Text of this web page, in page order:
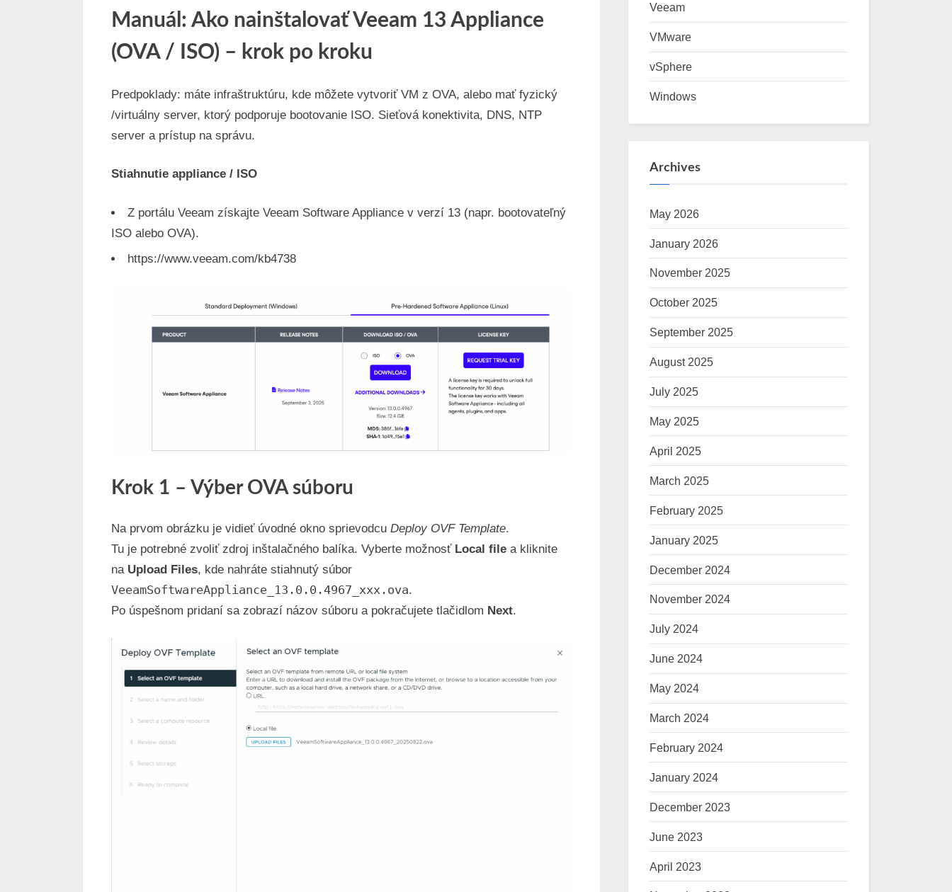
Manuál: Ako nainštalovať Veeam 13 Appliance
(OVA / ISO) – krok po kroku
Predpoklady: máte infraštruktúru, kde môžete vytvoriť VM z OVA, alebo mať fyzický
/virtuálny server, ktorý podporuje bootovanie ISO. Sieťová konektivita, DNS, NTP
server a prístup na správu.
Stiahnutie appliance / ISO
Z portálu Veeam získajte Veeam Software Appliance v verzí 13 (napr. bootovateľný
ISO alebo OVA).
https://www.veeam.com/kb4738
Krok 1 – Výber OVA súboru
Na prvom obrázku je vidieť úvodné okno sprievodcu Deploy OVF Template.
Tu je potrebné zvoliť zdroj inštalačného balíka. Vyberte možnosť Local file a kliknite
na Upload Files, kde nahráte stiahnutý súbor
VeeamSoftwareAppliance_13.0.0.4967_xxx.ova.
Po úspešnom pridaní sa zobrazí názov súboru a pokračujete tlačidlom Next.
Veeam
VMware
vSphere
Windows
Archives
May 2026
January 2026
November 2025
October 2025
September 2025
August 2025
July 2025
May 2025
April 2025
March 2025
February 2025
January 2025
December 2024
November 2024
July 2024
June 2024
May 2024
March 2024
February 2024
January 2024
December 2023
June 2023
April 2023